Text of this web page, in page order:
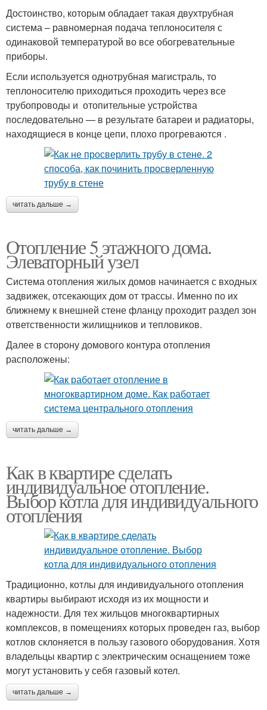
Достоинство, которым обладает такая двухтрубная
система – равномерная подача теплоносителя с
одинаковой температурой во все обогревательные
приборы.
Если используется однотрубная магистраль, то
теплоносителю приходиться проходить через все
трубопроводы и отопительные устройства
последовательно — в результате батареи и радиаторы,
находящиеся в конце цепи, плохо прогреваются .
читать дальше →
Отопление 5 этажного дома.
Элеваторный узел
Система отопления жилых домов начинается с входных
задвижек, отсекающих дом от трассы. Именно по их
ближнему к внешней стене фланцу проходит раздел зон
ответственности жилищников и тепловиков.
Далее в сторону домового контура отопления
расположены:
читать дальше →
Как в квартире сделать
индивидуальное отопление.
Выбор котла для индивидуального
отопления
Традиционно, котлы для индивидуального отопления
квартиры выбирают исходя из их мощности и
надежности. Для тех жильцов многоквартирных
комплексов, в помещениях которых проведен газ, выбор
котлов склоняется в пользу газового оборудования. Хотя
владельцы квартир с электрическим оснащением тоже
могут установить у себя газовый котел.
читать дальше →